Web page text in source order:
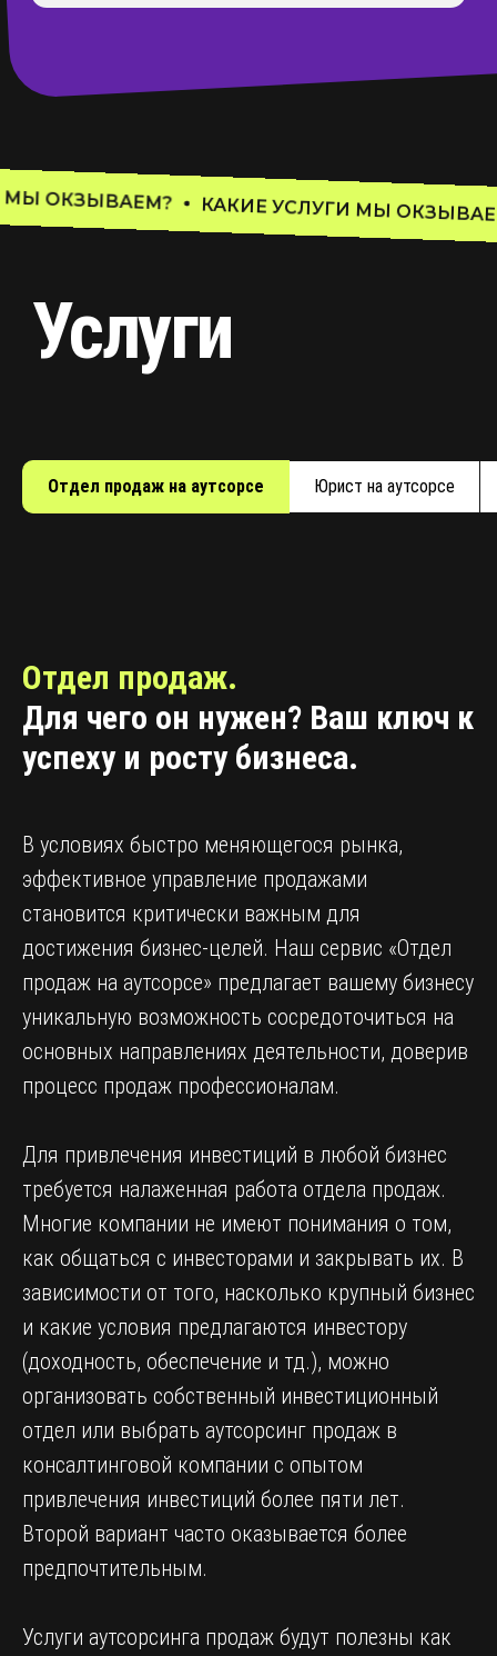
КАКИЕ УСЛУГИ МЫ ОКЗЫВАЕМ?
Отдел продаж на аутсорсе Юрист на аутсорсе
Отдел продаж.
Для чего он нужен? Ваш ключ к
успеху и росту бизнеса.
В условиях быстро меняющегося рынка,
эффективное управление продажами
становится критически важным для
достижения бизнес-целей. Наш сервис «Отдел
продаж на аутсорсе» предлагает вашему бизнесу
уникальную возможность сосредоточиться на
основных направлениях деятельности, доверив
процесс продаж профессионалам.
Для привлечения инвестиций в любой бизнес
требуется налаженная работа отдела продаж.
Многие компании не имеют понимания о том,
как общаться с инвесторами и закрывать их. В
зависимости от того, насколько крупный бизнес
и какие условия предлагаются инвестору
(доходность, обеспечение и тд.), можно
организовать собственный инвестиционный
отдел или выбрать аутсорсинг продаж в
консалтинговой компании с опытом
привлечения инвестиций более пяти лет.
Второй вариант часто оказывается более
предпочтительным.
Услуги аутсорсинга продаж будут полезны как